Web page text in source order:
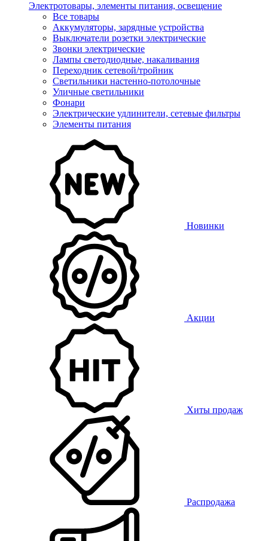
Электротовары, элементы питания, освещение
Все товары
Аккумуляторы, зарядные устройства
Выключатели розетки электрические
Звонки электрические
Лампы светодиодные, накаливания
Переходник сетевой/тройник
Светильники настенно-потолочные
Уличные светильники
Фонари
Электрические удлинители, сетевые фильтры
Элементы питания
Новинки
Акции
Хиты продаж
Распродажа